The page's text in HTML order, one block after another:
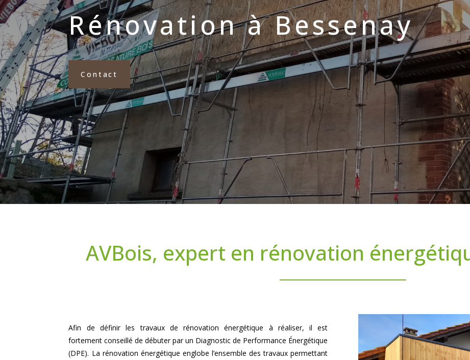
Rénovation à Bessenay
Contact
AVBois, expert en rénovation
Afin de définir les travaux de rénovation énergétique à réaliser, il est
fortement conseillé de débuter par un Diagnostic de Performance Énergétique
(DPE). La rénovation énergétique englobe l’ensemble des travaux permettant